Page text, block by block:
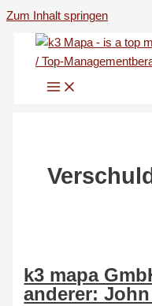
Zum Inhalt springen
k3 mapa
anderer: